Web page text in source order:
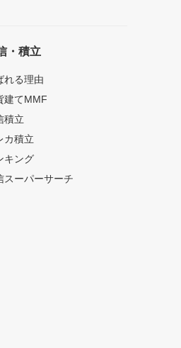
・積立
れる理由
建てMMF
積立
カ積立
キング
スーパーサーチ